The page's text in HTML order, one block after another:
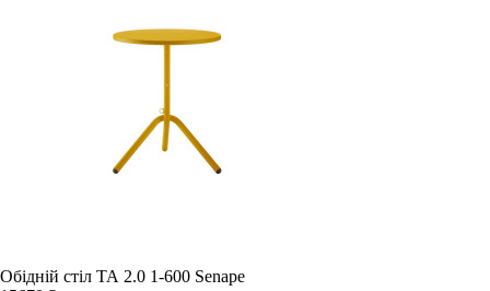
Обідній стіл TA 2.0 1-600 Senape